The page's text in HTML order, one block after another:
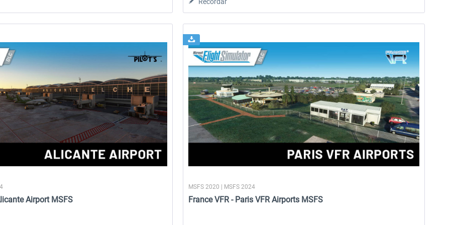
20,29 € * Recordar
Airport MSFS
MSFS 2020 | MSFS 2024
France VFR - Paris VFR Airports MSFS